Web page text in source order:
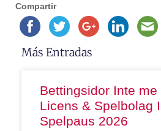
Compartir
Más Entradas
Bettingsidor Inte me
Licens & Spelbolag
Spelpaus 2026